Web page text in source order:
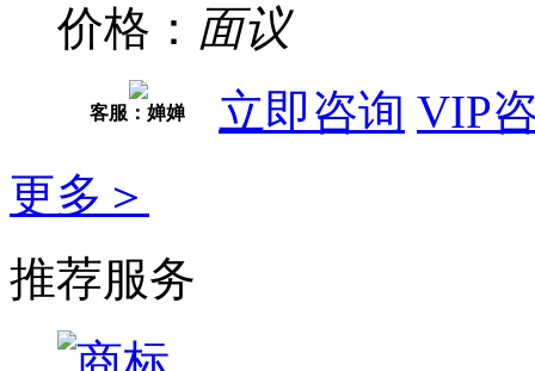
价格： 面议
立即咨询 VIP
客服：婵婵
更多＞
推荐服务